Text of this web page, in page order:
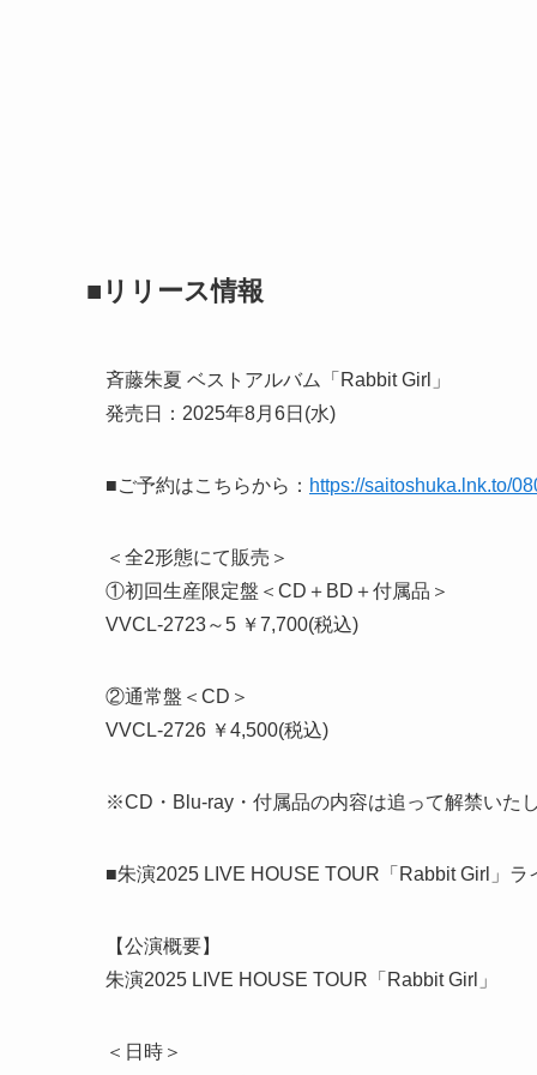
■リリース情報
斉藤朱夏 ベストアルバム「Rabbit Girl」
発売日：2025年8月6日(水)
■ご予約はこちらから： https://saitoshuka.lnk.to/
＜全2形態にて販売＞
①初回生産限定盤＜CD＋BD＋付属品＞
VVCL-2723～5 ￥7,700(税込)
②通常盤＜CD＞
VVCL-2726 ￥4,500(税込)
※CD・Blu-ray・付属品の内容は追って解禁いたし
■朱演2025 LIVE HOUSE TOUR「Rabbit Girl」ラ
【公演概要】
朱演2025 LIVE HOUSE TOUR「Rabbit Girl」
＜日時＞